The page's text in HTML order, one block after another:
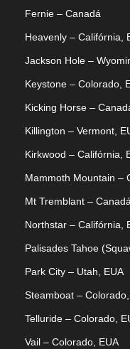
Fernie – Canadá
Heavenly – Califórnia,
Jackson Hole –
Keystone – Colorado,
Kicking Horse –
Killington – Vermont,
Kirkwood – Califórnia,
Mammoth Mountain –
Mt Tremblant – Canadá
Northstar – Califórnia,
Palisades Tahoe
Park City – Utah, EUA
Steamboat –
Telluride – Colorado,
Vail – Colorado, EUA